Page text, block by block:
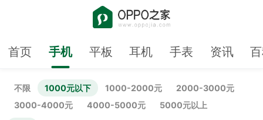
首页 手机 平板 耳机 手表 资讯
不限 1000元以下 1000-2000元
2000-3000元
3000-4000元
4000-5000元 5000元以上